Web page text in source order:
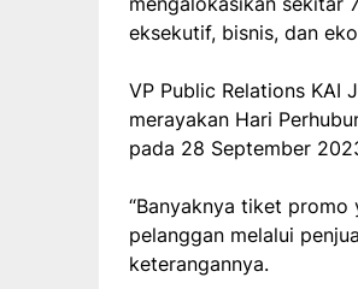
eksekutif, bisnis, dan
VP Public Relations KAI
merayakan Hari
pada 28 September
“Banyaknya tiket promo
pelanggan melalui
keterangannya.